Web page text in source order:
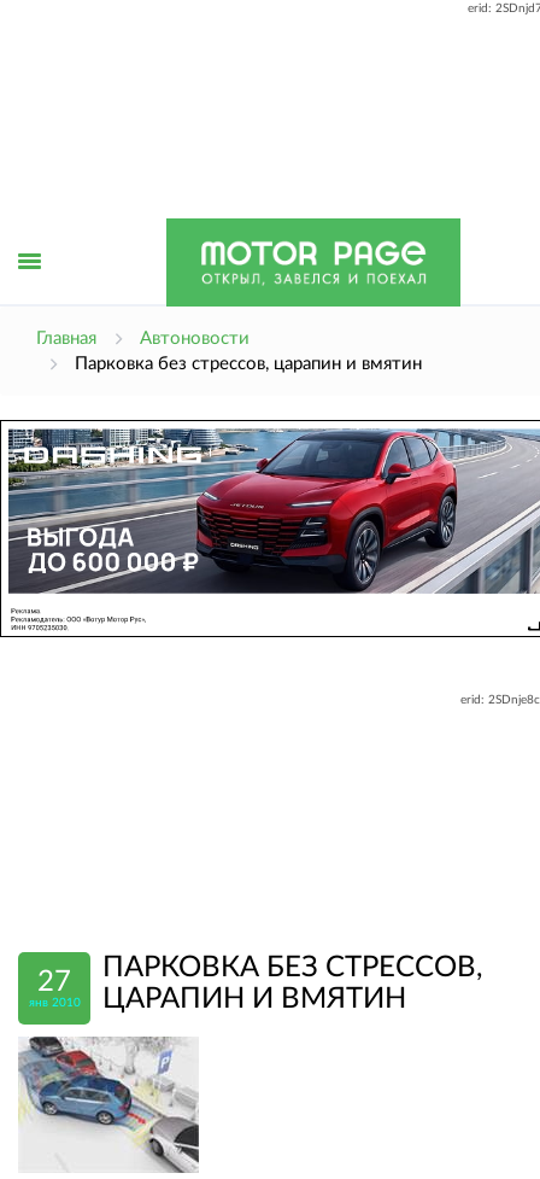
erid:
Главная
Автоновости
Парковка без стрессов, царапин и вмятин
erid:
27
янв 2010
ПАРКОВКА БЕЗ СТРЕССОВ,
ЦАРАПИН И ВМЯТИН